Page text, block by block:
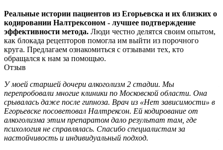
Реальные истории пациентов из Егорьевска и их близких о
кодировании Налтрексоном - лучшее подтверждение
эффективности метода. Люди честно делятся своим опытом,
как блокада рецепторов помогла им выйти из порочного
круга. Предлагаем ознакомиться с отзывами тех, кто
обращался к нам за помощью.
Отзыв
У моей старшей дочери алкоголизм 2 стадии. Мы
перепробовали многие клиники по Московской области. Она
срывалась даже после гипноза. Врач из «Нет зависимости» в
Егорьевске посоветовал Налтрексон. Ей кодирование от
алкоголизма этим препаратом дало результат там, где
психология не справлялась. Спасибо специалистам за
настойчивость и индивидуальный подход.